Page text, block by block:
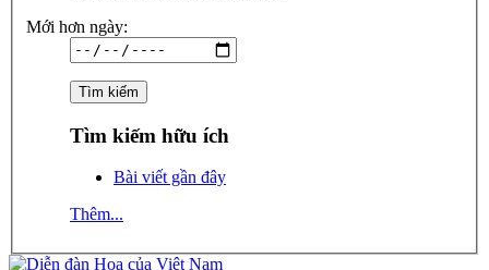
Mới hơn ngày:
Tìm kiếm hữu ích
Bài viết gần đây
Thêm...